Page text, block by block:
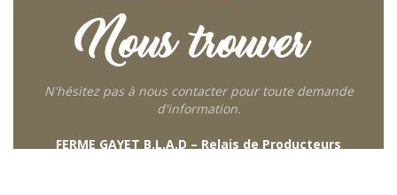
Nous trouver
N'hésitez pas à nous contacter pour toute demande
d'information.
FERME GAYET B.L.A.D – Relais de Producteurs